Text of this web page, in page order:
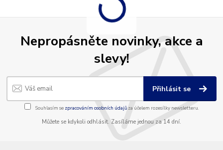
Nepropásněte novinky, akce a
slevy!
Přihlásit se
Souhlasím se zpracováním osobních údajůza účelem rozesílky newsletteru.
Můžete se kdykoli odhlásit. Zasíláme jednou za 14 dní.